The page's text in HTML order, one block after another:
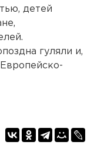
детей
гуляли и,